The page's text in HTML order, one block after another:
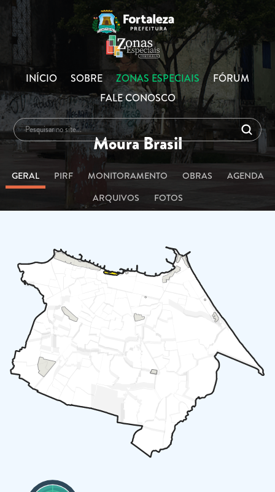
INÍCIO SOBRE ZONAS ESPECIAIS
FÓRUM
FALE CONOSCO
Moura Brasil
GERAL PIRF MONITORAMENTO OBRAS
AGENDA
ARQUIVOS
FOTOS